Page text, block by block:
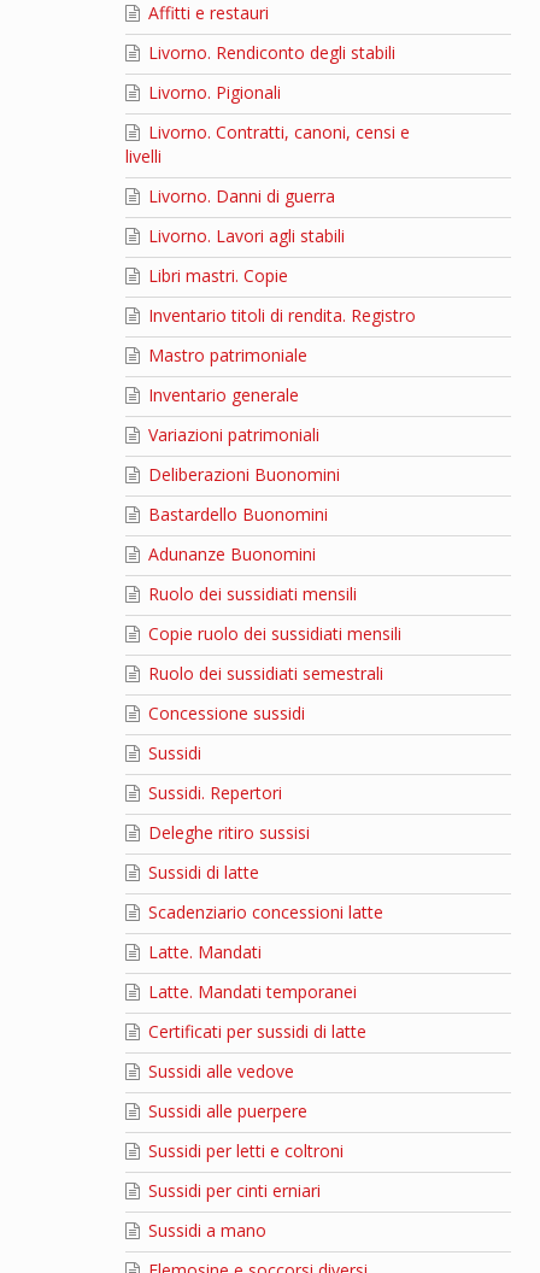
Affitti e restauri
Livorno. Rendiconto degli stabili
Livorno. Pigionali
Livorno. Contratti, canoni, censi e
livelli
Livorno. Danni di guerra
Livorno. Lavori agli stabili
Libri mastri. Copie
Inventario titoli di rendita. Registro
Mastro patrimoniale
Inventario generale
Variazioni patrimoniali
Deliberazioni Buonomini
Bastardello Buonomini
Adunanze Buonomini
Ruolo dei sussidiati mensili
Copie ruolo dei sussidiati mensili
Ruolo dei sussidiati semestrali
Concessione sussidi
Sussidi
Sussidi. Repertori
Deleghe ritiro sussisi
Sussidi di latte
Scadenziario concessioni latte
Latte. Mandati
Latte. Mandati temporanei
Certificati per sussidi di latte
Sussidi alle vedove
Sussidi alle puerpere
Sussidi per letti e coltroni
Sussidi per cinti erniari
Sussidi a mano